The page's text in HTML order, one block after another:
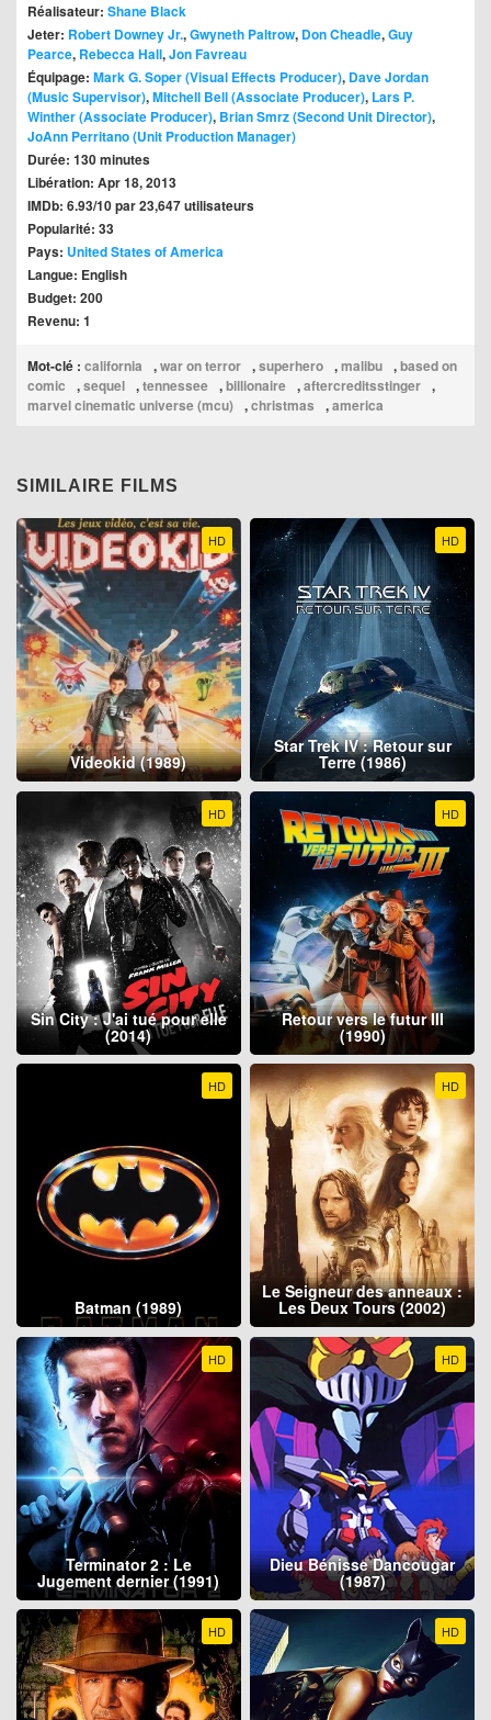
Réalisateur: Shane Black
Jeter: Robert Downey Jr.,Gwyneth Paltrow, Don Cheadle,Guy
Pearce, Rebecca Hall,Jon Favreau
Équipage: Mark G. Soper (Visual Effects Producer), Dave Jordan
(Music Supervisor),Mitchell Bell (Associate Producer), Lars P.
Winther (Associate Producer), Brian Smrz (Second Unit Director),
JoAnn Perritano (Unit Production Manager)
Durée: 130 minutes
Libération: Apr 18, 2013
IMDb: 6.93/10 par 23,647 utilisateurs
Popularité: 33
Pays: United States of America
Langue: English
Budget: 200
Revenu: 1
Mot-clé : california ,war on terror ,superhero ,malibu ,based on
comic
,sequel ,tennessee ,billionaire ,aftercreditsstinger ,
marvel cinematic universe (mcu) ,christmas ,america
SIMILAIRE FILMS
HD
Videokid (1989)
HD
Star Trek IV : Retour sur
Terre (1986)
HD
Sin City : J'ai tué pour elle
(2014)
HD
Retour vers le futur III
(1990)
HD
Batman (1989)
HD
Le Seigneur des anneaux :
Les Deux Tours (2002)
HD
Terminator 2 : Le
Jugement dernier (1991)
HD
Dieu Bénisse Dancougar
(1987)
HD HD